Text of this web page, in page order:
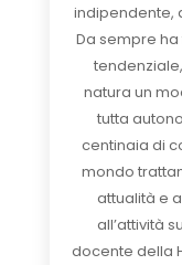
indipendente,
Da sempre
natura un
tutta
centinaia di
mondo
attualità e
all’attività
docente della